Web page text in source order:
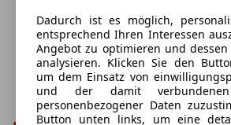
Dadurch ist es möglich,
entsprechend Ihren Interessen
Angebot zu optimieren und
analysieren. Klicken Sie den
um dem Einsatz von
und der damit verbundenen
personenbezogener Daten
Button unten links, um eine